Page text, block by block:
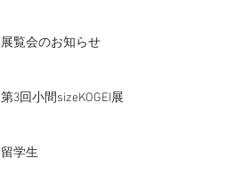
展覧会のお知らせ
第3回小間sizeKOGEI展
留学生